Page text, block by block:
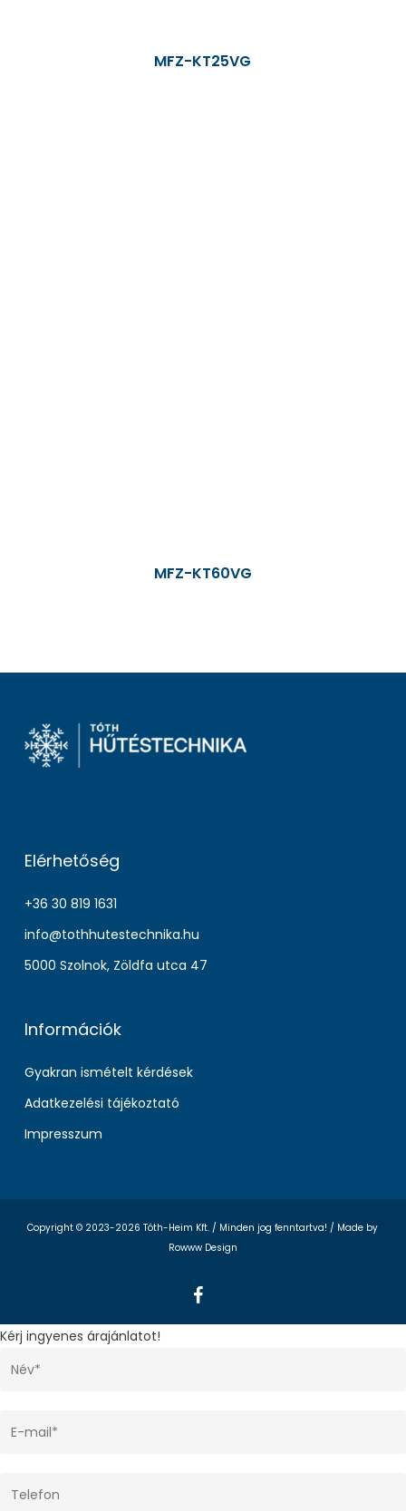
MFZ-KT25VG
MFZ-KT60VG
Elérhetőség
+36 30 819 1631
info@tothhutestechnika.hu
5000 Szolnok, Zöldfa utca 47
Információk
Gyakran ismételt kérdések
Adatkezelési tájékoztató
Impresszum
Copyright © 2023-2026 Tóth-Heim Kft. / Minden jog fenntartva! / Made by
Rowww Design
facebook
Kérj ingyenes árajánlatot!